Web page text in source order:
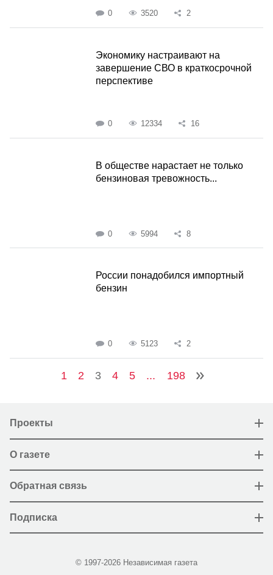
0 3520 2
Экономику настраивают на
завершение СВО в краткосрочной
перспективе
0 12334 16
В обществе нарастает не только
бензиновая тревожность...
0 5994 8
России понадобился импортный
бензин
0 5123 2
1 2 3 4 5 ... 198
Проекты
О газете
Обратная связь
Подписка
© 1997-2026 Независимая газета